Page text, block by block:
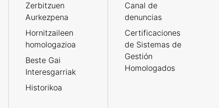
Zerbitzuen
Aurkezpena
Hornitzaileen
homologazioa
Beste Gai
Interesgarriak
Historikoa
Canal de
denuncias
Certificaciones
de Sistemas de
Gestión
Homologados